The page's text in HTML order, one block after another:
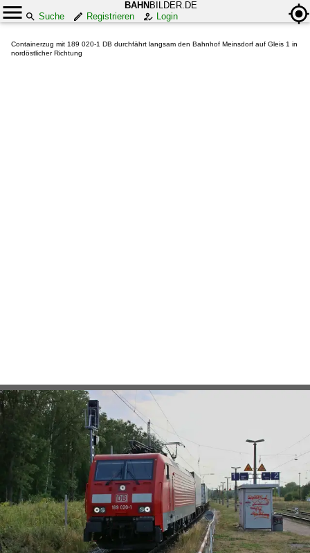
BAHN BILDER.DE
Suche
Registrieren Login
Containerzug mit 189 020-1 DB durchfährt langsam den Bahnhof Meinsdorf auf Gleis 1 in
nordöstlicher Richtung